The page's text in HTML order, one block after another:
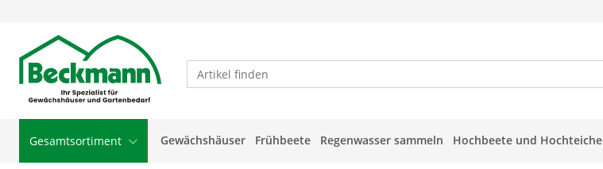
Gesamtsortiment Gewächshäuser Frühbeete Regenwasser sammeln Hochbeete und Hochteiche